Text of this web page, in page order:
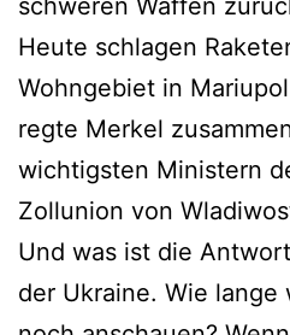
schweren Waffen
Heute schlagen
Wohngebiet in
regte Merkel
wichtigsten Ministern
Zollunion von
Und was ist die
der Ukraine. Wie lange